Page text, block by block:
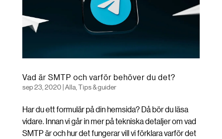
Vad är SMTP och varför behöver du det?
sep 23, 2020 Alla, Tips & guider
Har du ett formulär på din hemsida? Då bör du läsa
vidare. Innan vi går in mer på tekniska detaljer om vad
SMTP är och hur det fungerar vill vi förklara varför det